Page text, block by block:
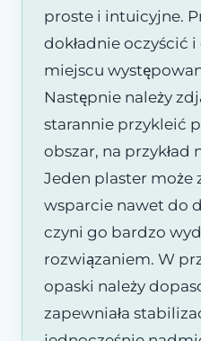
proste i intuicyjne.
dokładnie oczyścić i
miejscu
Następnie należy
starannie przykleić
obszar, na przykład
Jeden plaster może
wsparcie nawet do
czyni go bardzo
rozwiązaniem. W
opaski należy
zapewniała